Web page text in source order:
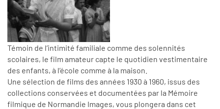
Témoin de l’intimité familiale comme des solennités
scolaires, le film amateur capte le quotidien vestimentaire
des enfants, à l’école comme à la maison.
Une sélection de films des années 1930 à 1960, issus des
collections conservées et documentées par la Mémoire
filmique de Normandie Images, vous plongera dans cet